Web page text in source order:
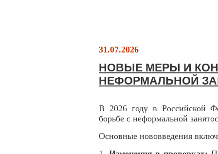
31.07.2026
НОВЫЕ МЕРЫ И
НЕФОРМАЛЬНОЙ
В 2026 году в Российской
борьбе с неформальной
Основные нововведения